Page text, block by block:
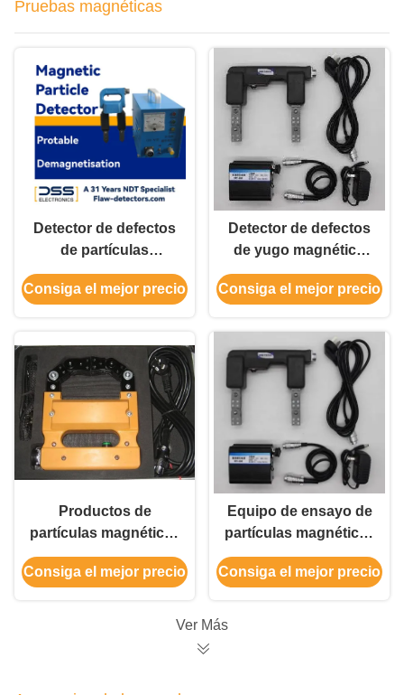
Pruebas magnéticas
Detector de defectos
de partículas
magnéticas NDT
portátil CDX-V
Consiga el mejor precio
Detector de defectos
de yugo magnético
portátil YHY602
AC/DC para
ferromagnéticos
Consiga el mejor precio
Productos de
partículas magnéticas
NDT de tamaño
pequeño y peso
Consiga el mejor precio
Equipo de ensayo de
partículas magnéticas
de detector de
defectos de yugo
Consiga el mejor precio
Ver Más